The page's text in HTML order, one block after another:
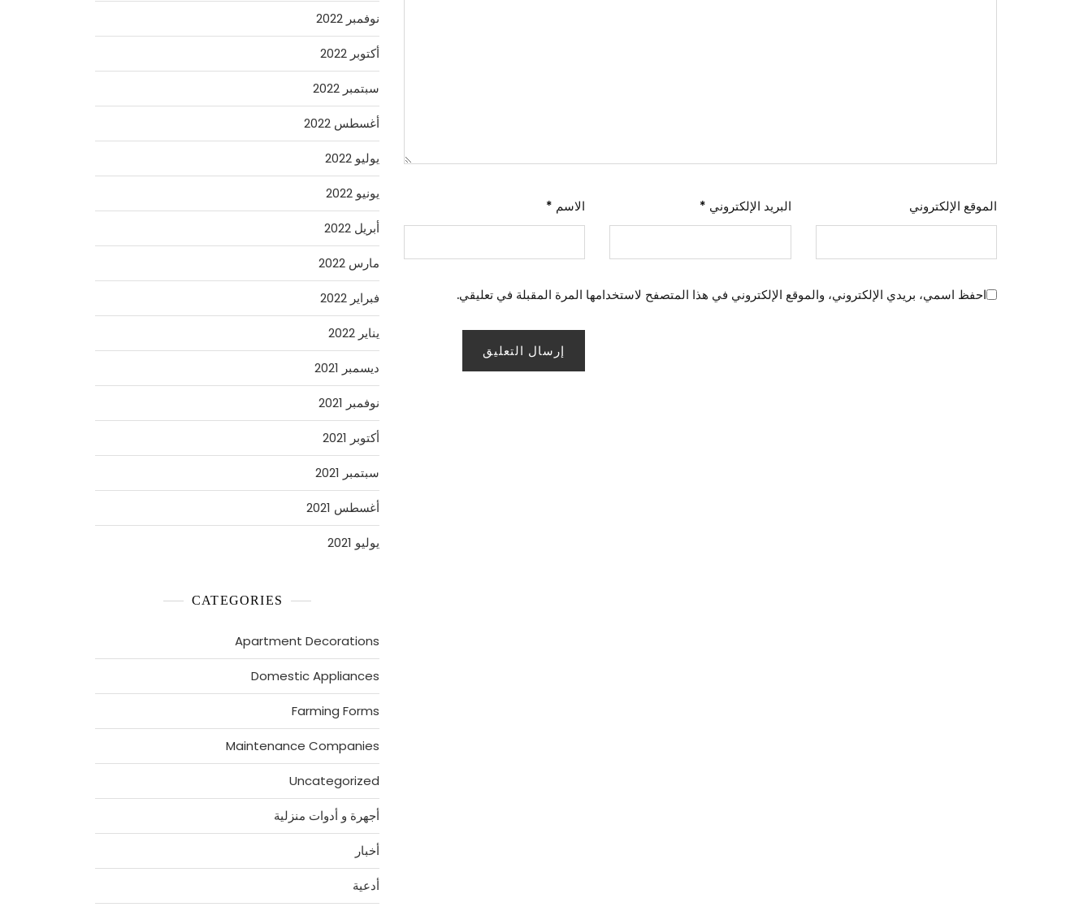
الاسم * البريد الإلكتروني * الموقع الإلكتروني
احفظ اسمي، بريدي الإلكتروني، والموقع الإلكتروني في هذا المتصفح لاستخدامها المرة المقبلة في تعليقي.
نوفمبر 2022
أكتوبر 2022
سبتمبر 2022
أغسطس 2022
يوليو 2022
يونيو 2022
أبريل 2022
مارس 2022
فبراير 2022
يناير 2022
ديسمبر 2021
نوفمبر 2021
أكتوبر 2021
سبتمبر 2021
أغسطس 2021
يوليو 2021
CATEGORIES
Apartment Decorations
Domestic Appliances
Farming Forms
Maintenance Companies
Uncategorized
أجهرة و أدوات منزلية
أخبار
أدعية